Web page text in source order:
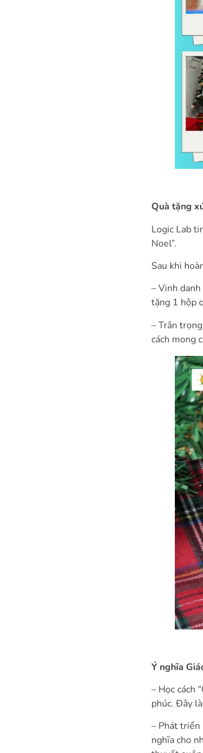
Quà tặng
Logic Lab
Noel”.
Sau khi
– Vinh
tặng 1 hộp
– Trân
cách mong
Ý nghĩa
– Học cách
phúc. Đây
– Phát triển
nghĩa cho